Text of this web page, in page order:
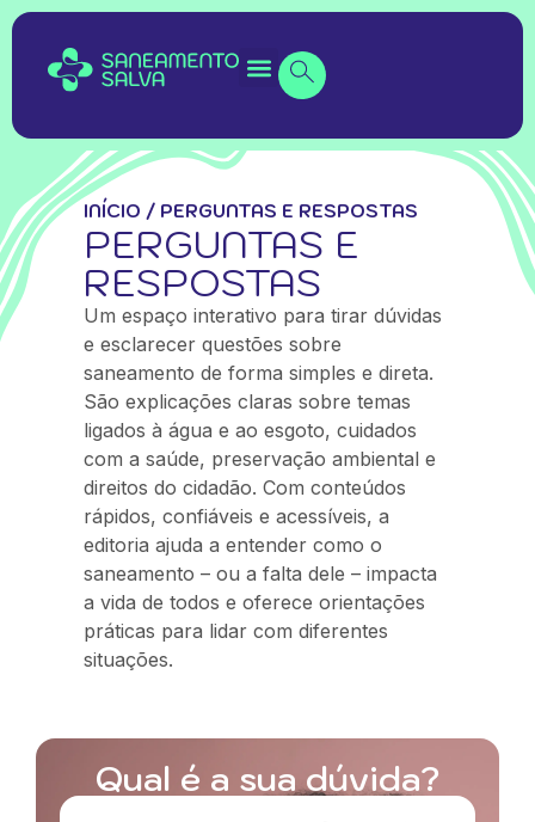
INÍCIO / PERGUNTAS E RESPOSTAS
PERGUNTAS E
RESPOSTAS
Um espaço interativo para tirar dúvidas
e esclarecer questões sobre
saneamento de forma simples e direta.
São explicações claras sobre temas
ligados à água e ao esgoto, cuidados
com a saúde, preservação ambiental e
direitos do cidadão. Com conteúdos
rápidos, confiáveis e acessíveis, a
editoria ajuda a entender como o
saneamento – ou a falta dele – impacta
a vida de todos e oferece orientações
práticas para lidar com diferentes
situações.
Qual é a sua dúvida?